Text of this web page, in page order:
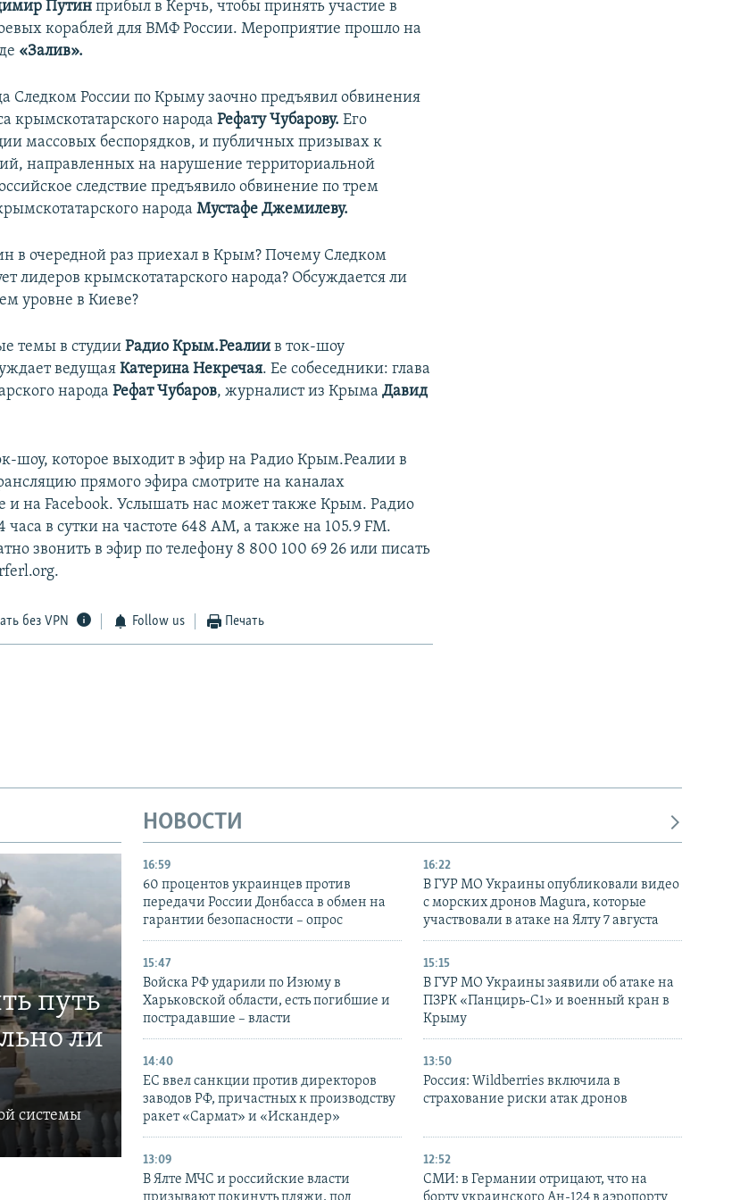
Путин прибыл в Керчь, чтобы принять участие в
кораблей для ВМФ России. Мероприятие прошло на
«Залив».
Следком России по Крыму заочно предъявил обвинения
крымскотатарского народаРефату Чубарову. Его
массовых беспорядков, и публичных призывах к
направленных на нарушение территориальной
следствие предъявило обвинение по трем
народаМустафе Джемилеву.
в очередной раз приехал в Крым? Почему Следком
лидеров крымскотатарского народа? Обсуждается ли
уровне в Киеве?
темы в студииРадио Крым.Реалиив ток-шоу
ведущаяКатерина Некречая. Ее собеседники: глава
народаРефат Чубаров, журналист из Крыма Давид
шоу, которое выходит в эфир на Радио Крым.Реалии в
прямого эфира смотрите на каналах
и на Facebook. Услышать нас может также Крым. Радио
в сутки на частоте 648 АМ, а также на 105.9 FM.
звонить в эфир по телефону 8 800 100 69 26 или писать
без VPN Follow us Печать
путь
ли
системы
НОВОСТИ
16:59
60 процентов украинцев против
передачи России Донбасса в обмен на
гарантии безопасности – опрос
16:22
В ГУР МО Украины опубликовали видео
с морских дронов Magura, которые
участвовали в атаке на Ялту 7 августа
15:47
Войска РФ ударили по Изюму в
Харьковской области, есть погибшие и
пострадавшие – власти
15:15
В ГУР МО Украины заявили об атаке на
ПЗРК «Панцирь-С1» и военный кран в
Крыму
14:40
ЕС ввел санкции против директоров
заводов РФ, причастных к производству
ракет «Сармат» и «Искандер»
13:50
Россия: Wildberries включила в
страхование риски атак дронов
13:09
В Ялте МЧС и российские власти
12:52
СМИ: в Германии отрицают, что на